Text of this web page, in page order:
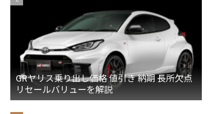
GRヤリス乗り出し価格 値引き 納期 長所欠点
リセールバリューを解説